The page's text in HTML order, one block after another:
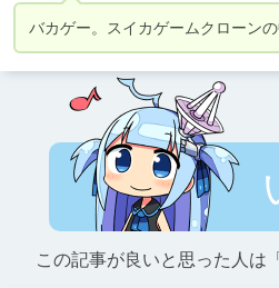
バカゲー。スイカゲームクローンの
この記事が良いと思った人は